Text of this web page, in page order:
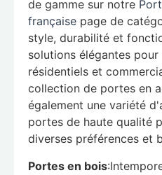
de gamme sur notre
française page de
style, durabilité et
solutions élégantes pour
résidentiels et
collection de portes en
également une variété
portes de haute qualité
diverses préférences et
Portes en bois